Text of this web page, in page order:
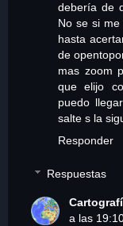
debería de
No se si
hasta
de
mas zoom
que elijo
puedo
salte s la
Responder
Respuestas
a las